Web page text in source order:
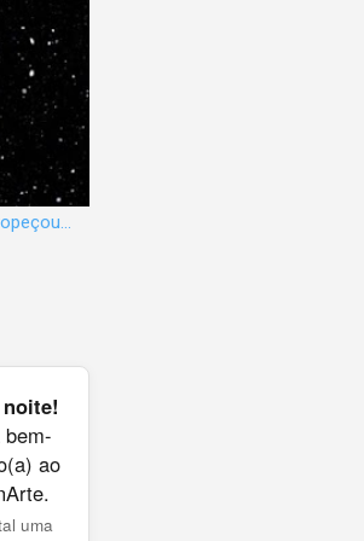
bem-
ao
uma